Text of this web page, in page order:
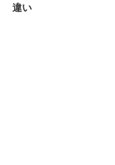
違い